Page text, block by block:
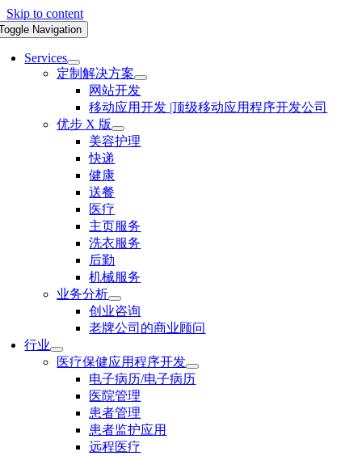
Skip to content
Navigation
Services
定制解决方案
网站开发
移动应用开发 |顶级移动应用程序开发公司
优步 X 版
美容护理
快递
健康
送餐
医疗
主页服务
洗衣服务
后勤
机械服务
业务分析
创业咨询
老牌公司的商业顾问
行业
医疗保健应用程序开发
电子病历/电子病历
医院管理
患者管理
患者监护应用
远程医疗